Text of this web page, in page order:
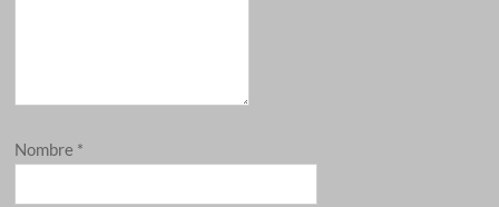
Nombre *